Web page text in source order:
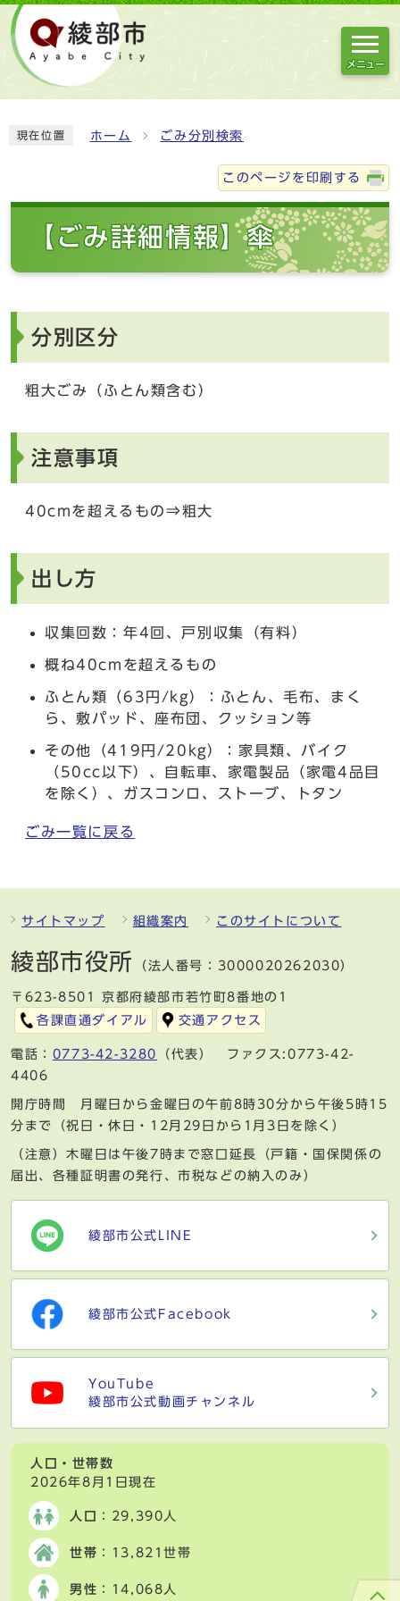
メニュー
現在位置 ホーム ごみ分別検索
このページを印刷する
【ごみ詳細情報】傘
分別区分
粗大ごみ（ふとん類含む）
注意事項
40cmを超えるもの⇒粗大
出し方
収集回数：年4回、戸別収集（有料）
概ね40cmを超えるもの
ふとん類（63円/kg）：ふとん、毛布、まく
ら、敷パッド、座布団、クッション等
その他（419円/20kg）：家具類、バイク
（50cc以下）、自転車、家電製品（家電4品目
を除く）、ガスコンロ、ストーブ、トタン
ごみ一覧に戻る
サイトマップ 組織案内 このサイトについて
綾部市役所 （法人番号：3000020262030）
〒623-8501 京都府綾部市若竹町8番地の1
各課直通ダイアル
交通アクセス
電話： 0773-42-3280
（代表） ファクス:0773-42-
4406
開庁時間 月曜日から金曜日の午前8時30分から午後5時15
分まで（祝日・休日・12月29日から1月3日を除く）
（注意）木曜日は午後7時まで窓口延長（戸籍・国保関係の
届出、各種証明書の発行、市税などの納入のみ）
綾部市公式LINE
綾部市公式Facebook
YouTube
綾部市公式動画チャンネル
人口・世帯数
2026年8月1日現在
人口 ：29,390人
世帯 ：13,821世帯
男性 ：14,068人